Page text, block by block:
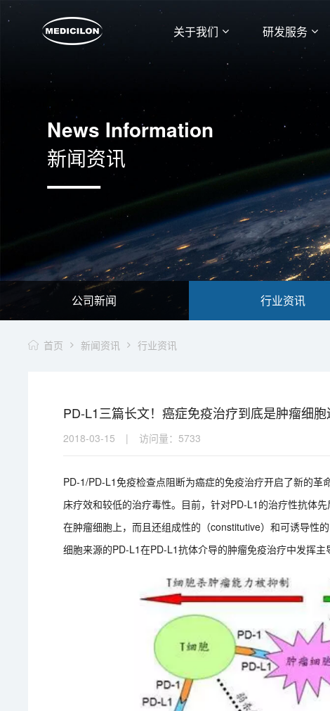
关于我们 研发服务
News Information
新闻资讯
公司新闻 行业资讯
首页 新闻资讯 行业资讯
PD-L1三篇长文！癌症免疫治疗到底是肿瘤细
2018-03-15 | 访问量：5733
PD-1/PD-L1免疫检查点阻断为癌症的免疫治疗开启了新的
床疗效和较低的治疗毒性。目前，针对PD-L1的治疗性抗体
在肿瘤细胞上，而且还组成性的（constitutive）和可诱导性
细胞来源的PD-L1在PD-L1抗体介导的肿瘤免疫治疗中发挥主